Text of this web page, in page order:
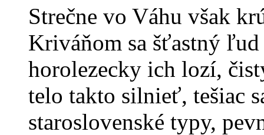
Strečne vo Váhu však
Kriváňom sa šťastný
horolezecky ich lozí,
telo takto silnieť, tešiac
staroslovenské typy,